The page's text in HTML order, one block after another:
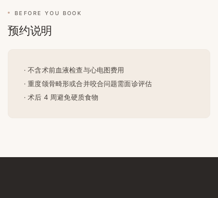
BEFORE YOU BOOK
预约说明
· 不含术前血液检查与心电图费用
· 重度颌骨畸形或合并咬合问题需面诊评估
· 术后 4 周避免硬质食物